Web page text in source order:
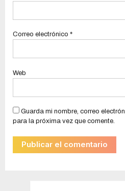
Correo electrónico *
Web
Guarda mi nombre, correo
para la próxima vez que comente.